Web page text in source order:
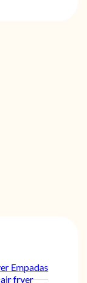
Empadas
air fryer